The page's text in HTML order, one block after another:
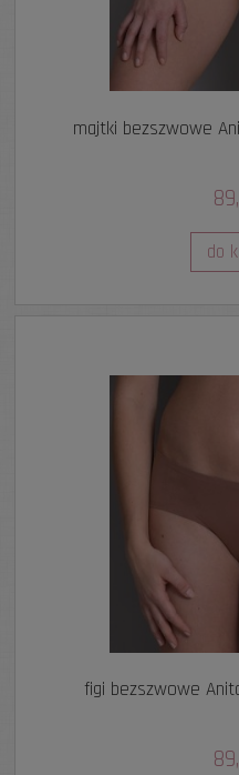
majtki bezszwowe
do
figi bezszwowe